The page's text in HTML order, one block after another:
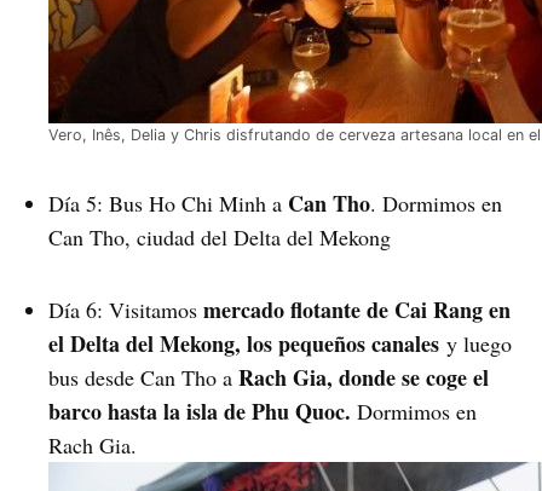
Vero, Inês, Delia y Chris disfrutando de cerveza artesana local en
Día 5: Bus Ho Chi Minh a Can Tho. Dormimos en
Can Tho, ciudad del Delta del Mekong
Día 6: Visitamosmercado flotante de Cai Rang en
el Delta del Mekong, los pequeños canalesy luego
bus desde Can Tho aRach Gia, donde se coge el
barco hasta la isla de Phu Quoc. Dormimos en
Rach Gia.